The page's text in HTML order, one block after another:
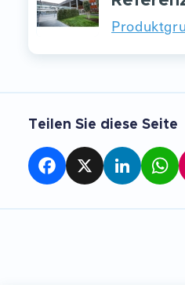
Teilen Sie diese Seite
Facebook LinkedIn